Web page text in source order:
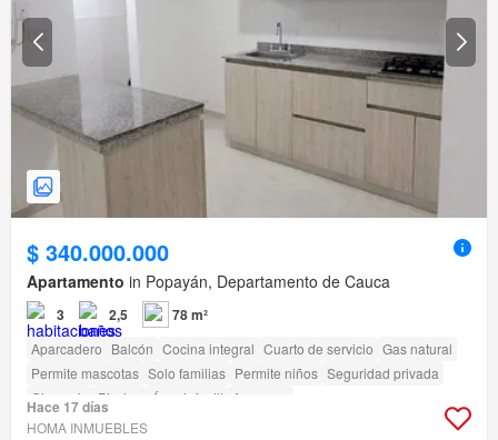
$ 340.000.000
Apartamento in Popayán, Departamento de Cauca
3 2,5 78 m²
Aparcadero Balcón Cocina integral Cuarto de servicio Gas natural
Permite mascotas Solo familias Permite niños Seguridad privada
Gimnasio
Piscina Área infantil Ascensor
Hace 17 días
HOMA INMUEBLES